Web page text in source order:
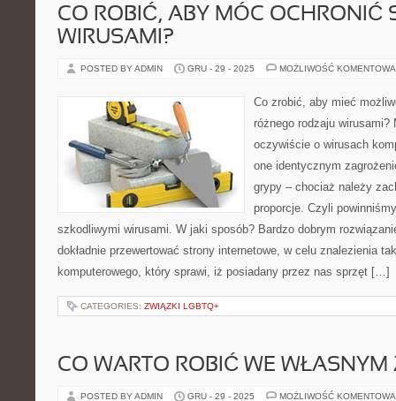
CO ROBIĆ, ABY MÓC OCHRONIĆ
WIRUSAMI?
POSTED BY ADMIN GRU - 29 - 2025 MOŻLIWOŚĆ
Co zrobić, aby mieć
różnego rodzaju
oczywiście o wirusach
one identycznym
grypy – chociaż należy
proporcje. Czyli
szkodliwymi wirusami. W jaki sposób? Bardzo dobrym
dokładnie przewertować strony internetowe, w celu znalezienia
komputerowego, który sprawi, iż posiadany przez nas sprzęt […]
CATEGORIES: ZWIĄZKI LGBTQ+
CO WARTO ROBIĆ WE WŁASNYM
POSTED BY ADMIN GRU - 29 - 2025 MOŻLIWOŚĆ